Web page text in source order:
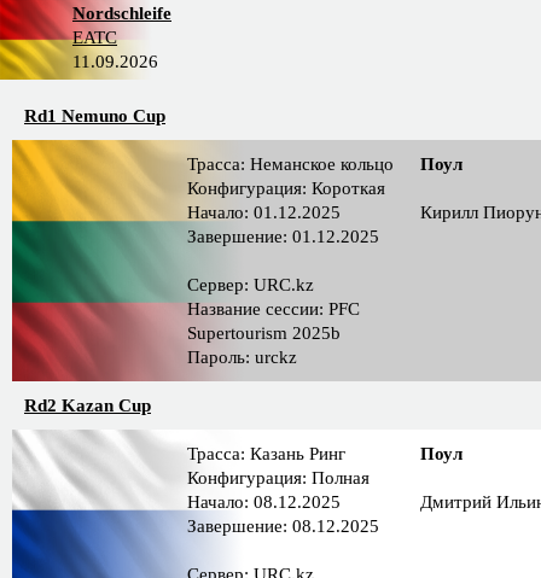
Nordschleife
EATC
11.09.2026
Rd1 Nemuno Cup
Трасса: Неманское кольцо
Конфигурация: Короткая
Начало: 01.12.2025
Завершение: 01.12.2025
Сервер: URC.kz
Название сессии: PFC
Supertourism 2025b
Пароль: urckz
Поул
Кирилл
Rd2 Kazan Cup
Трасса: Казань Ринг
Конфигурация: Полная
Начало: 08.12.2025
Завершение: 08.12.2025
Поул
Дмитрий